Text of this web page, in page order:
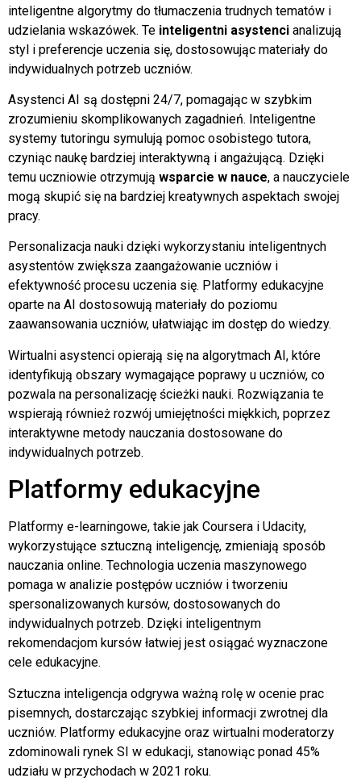
inteligentne algorytmy do tłumaczenia trudnych tematów i
udzielania wskazówek. Te inteligentni asystenci analizują
styl i preferencje uczenia się, dostosowując materiały do
indywidualnych potrzeb uczniów.
Asystenci AI są dostępni 24/7, pomagając w szybkim
zrozumieniu skomplikowanych zagadnień. Inteligentne
systemy tutoringu symulują pomoc osobistego tutora,
czyniąc naukę bardziej interaktywną i angażującą. Dzięki
temu uczniowie otrzymują wsparcie w nauce, a nauczyciele
mogą skupić się na bardziej kreatywnych aspektach swojej
pracy.
Personalizacja nauki dzięki wykorzystaniu inteligentnych
asystentów zwiększa zaangażowanie uczniów i
efektywność procesu uczenia się. Platformy edukacyjne
oparte na AI dostosowują materiały do poziomu
zaawansowania uczniów, ułatwiając im dostęp do wiedzy.
Wirtualni asystenci opierają się na algorytmach AI, które
identyfikują obszary wymagające poprawy u uczniów, co
pozwala na personalizację ścieżki nauki. Rozwiązania te
wspierają również rozwój umiejętności miękkich, poprzez
interaktywne metody nauczania dostosowane do
indywidualnych potrzeb.
Platformy edukacyjne
Platformy e-learningowe, takie jak Coursera i Udacity,
wykorzystujące sztuczną inteligencję, zmieniają sposób
nauczania online. Technologia uczenia maszynowego
pomaga w analizie postępów uczniów i tworzeniu
spersonalizowanych kursów, dostosowanych do
indywidualnych potrzeb. Dzięki inteligentnym
rekomendacjom kursów łatwiej jest osiągać wyznaczone
cele edukacyjne.
Sztuczna inteligencja odgrywa ważną rolę w ocenie prac
pisemnych, dostarczając szybkiej informacji zwrotnej dla
uczniów. Platformy edukacyjne oraz wirtualni moderatorzy
zdominowali rynek SI w edukacji, stanowiąc ponad 45%
udziału w przychodach w 2021 roku.